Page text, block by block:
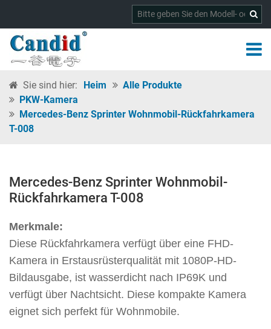
Sie sind hier: Heim
Alle Produkte
PKW-Kamera
Mercedes-Benz Sprinter Wohnmobil-Rückfahrkamera
T-008
Mercedes-Benz Sprinter Wohnmobil-
Rückfahrkamera T-008
Merkmale:
Diese Rückfahrkamera verfügt über eine FHD-
Kamera in Erstausrüsterqualität mit 1080P-HD-
Bildausgabe, ist wasserdicht nach IP69K und
verfügt über Nachtsicht. Diese kompakte Kamera
eignet sich perfekt für Wohnmobile.